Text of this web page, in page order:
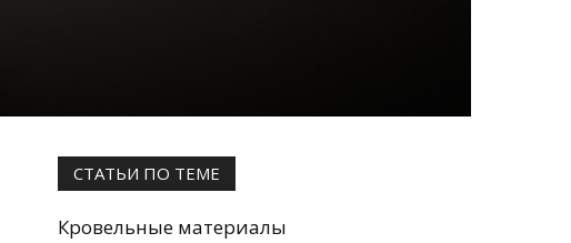
СТАТЬИ ПО ТЕМЕ
Кровельные материалы